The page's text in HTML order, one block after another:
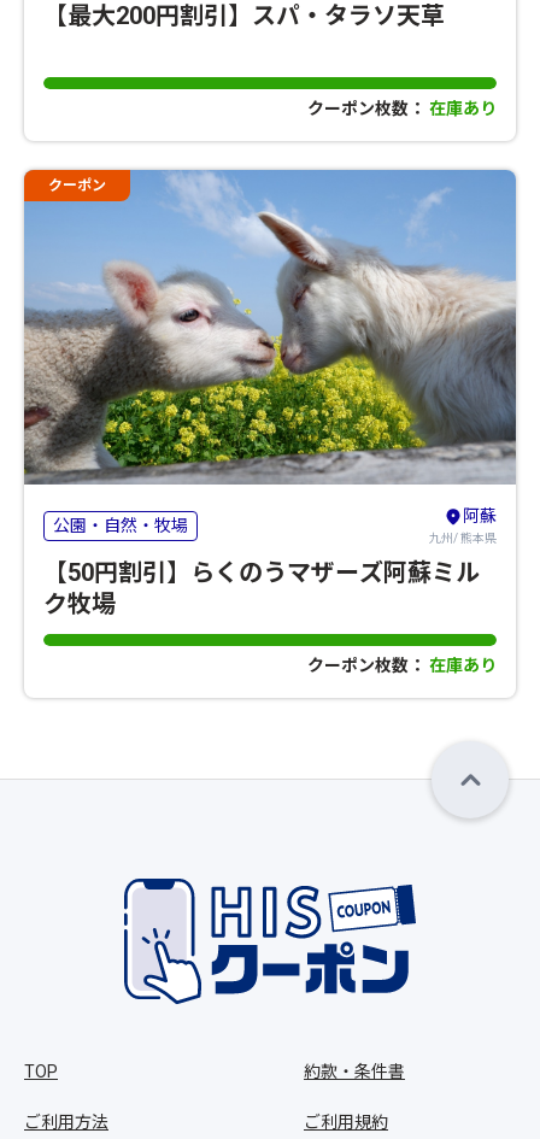
【最大200円割引】スパ・タラソ天草
クーポン枚数： 在庫あり
クーポン
公園・自然・牧場 阿蘇
九州/ 熊本県
【50円割引】らくのうマザーズ阿蘇ミル
ク牧場
クーポン枚数： 在庫あり
TOP
ご利用方法
約款・条件書
ご利用規約